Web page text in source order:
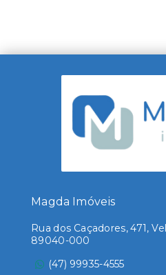
Magda Imóveis
Rua dos Caçadores, 471,
89040-000
(47) 99935-4555